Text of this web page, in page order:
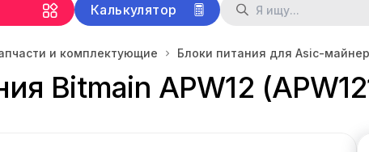
Калькулятор
и комплектующие Блоки питания для Asic-
Bitmain APW12